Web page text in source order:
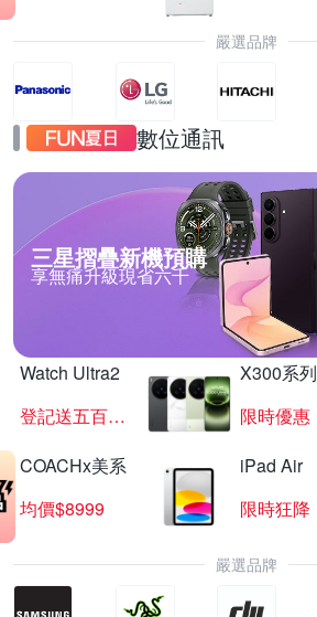
嚴選品牌
數位通訊
三星摺疊新機預購
享無痛升級現省六千
Watch Ultra2
登記送五百超贈點
X300系列
限時優惠
COACHx美系
均價$8999
iPad Air
限時狂降
嚴選品牌